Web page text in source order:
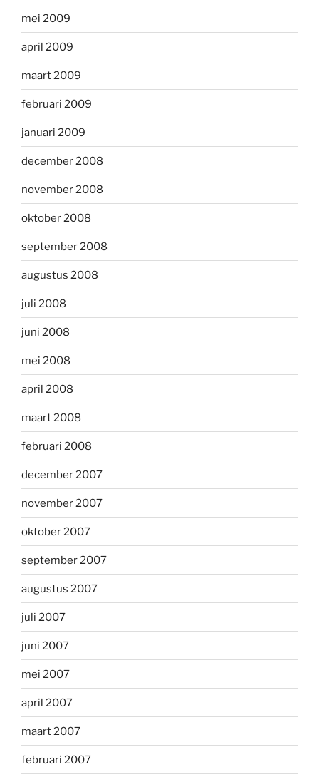
mei 2009
april 2009
maart 2009
februari 2009
januari 2009
december 2008
november 2008
oktober 2008
september 2008
augustus 2008
juli 2008
juni 2008
mei 2008
april 2008
maart 2008
februari 2008
december 2007
november 2007
oktober 2007
september 2007
augustus 2007
juli 2007
juni 2007
mei 2007
april 2007
maart 2007
februari 2007